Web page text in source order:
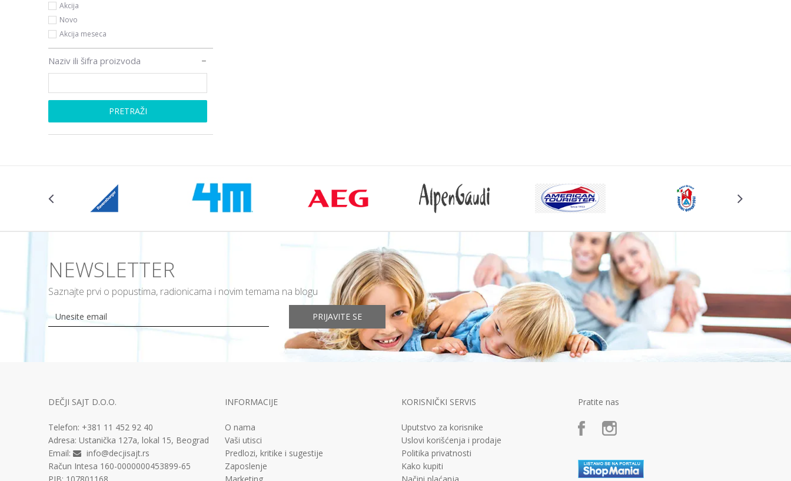
Akcija
Novo
Akcija meseca
Naziv ili šifra proizvoda
PRETRAŽI
NEWSLETTER
Saznajte prvi o popustima, radionicama i novim temama na blogu
PRIJAVITE SE
DEČJI SAJT D.O.O.
Telefon: +381 11 452 92 40
Adresa: Ustanička 127a, lokal 15, Beograd
Email:
info@decjisajt.rs
Račun Intesa 160-0000000453899-65
INFORMACIJE
O nama
Vaši utisci
Predlozi, kritike i sugestije
Zaposlenje
KORISNIČKI SERVIS
Uputstvo za korisnike
Uslovi korišćenja i prodaje
Politika privatnosti
Kako kupiti
Pratite nas